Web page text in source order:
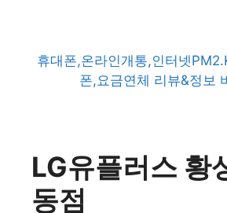
휴대폰,온라인개통,인터넷
폰,요금연체 리뷰&정보
LG유플러스 황
동점